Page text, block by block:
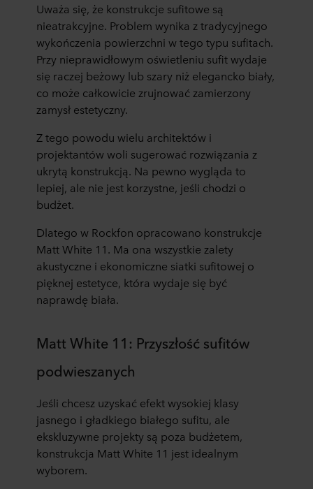
Uważa się, że konstrukcje sufitowe są
nieatrakcyjne. Problem wynika z tradycyjnego
wykończenia powierzchni w tego typu sufitach.
Przy nieprawidłowym oświetleniu sufit wydaje
się raczej beżowy lub szary niż elegancko biały,
co może całkowicie zrujnować zamierzony
zamysł estetyczny.
Z tego powodu wielu architektów i
projektantów woli sugerować rozwiązania z
ukrytą konstrukcją. Na pewno wygląda to
lepiej, ale nie jest korzystne, jeśli chodzi o
budżet.
Dlatego w Rockfon opracowano konstrukcje
Matt White 11. Ma ona wszystkie zalety
akustyczne i ekonomiczne siatki sufitowej o
pięknej estetyce, która wydaje się być
naprawdę biała.
Matt White 11: Przyszłość sufitów
podwieszanych
Jeśli chcesz uzyskać efekt wysokiej klasy
jasnego i gładkiego białego sufitu, ale
ekskluzywne projekty są poza budżetem,
konstrukcja Matt White 11 jest idealnym
wyborem.